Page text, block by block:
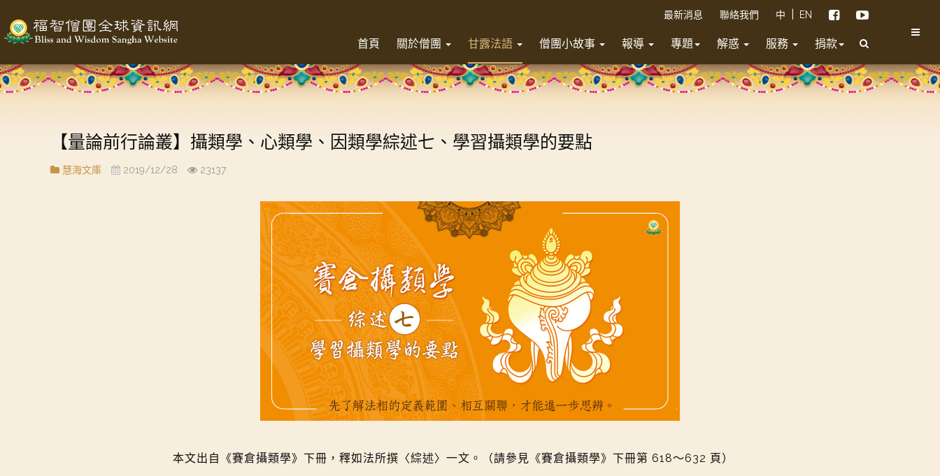
最新消息 聯絡我們 中 EN
首頁 關於僧團 甘露法語 僧團小故事 報導 專題 解惑 服務 捐款
【量論前行論叢】攝類學、心類學、因類學綜述七、學習攝類學的要點
慧海文庫 2019/12/28 23137
本文出自《賽倉攝類學》下冊，釋如法所撰〈綜述〉一文。（請參見《賽倉攝類學》下冊第 618～632 頁）